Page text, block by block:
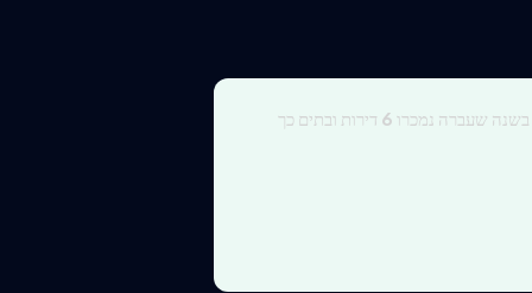
שעברה נמכרו 6 דירות ובתים כך